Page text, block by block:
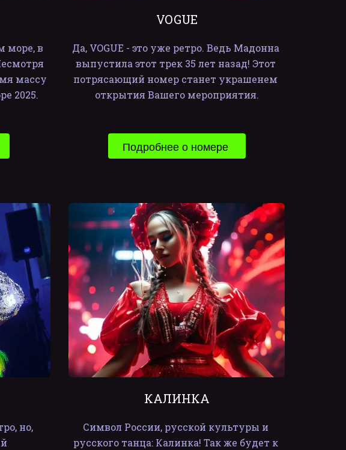
море, в
массу
2025.
VOGUE
Да, VOGUE - это уже ретро. Ведь Мадонна
выпустила этот трек 35 лет назад! Этот
потрясающий номер станет украшенем
открытия Вашего мероприятия.
Подробнее о номере
но,
КАЛИНКА
Символ России, русской культуры и
русского танца: Калинка! Так же будет к